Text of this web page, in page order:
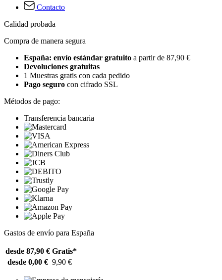
Contacto
Calidad probada
Compra de manera segura
España: envío estándar gratuito a partir de 87,90 €
Devoluciones gratuitas
1 Muestras gratis con cada pedido
Pago seguro con cifrado SSL
Métodos de pago:
Transferencia bancaria
Gastos de envío para España
desde 87,90 € Gratis*
desde 0,00 € 9,90 €